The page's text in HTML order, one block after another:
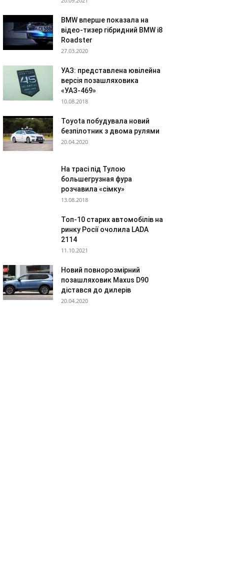
BMW вперше показала на
відео-тизер гібридний BMW i8
Roadster
27.03.2020
УАЗ: представлена ювілейна
версія позашляховика
«УАЗ-469»
10.08.2018
Toyota побудувала новий
безпілотник з двома рулями
20.04.2020
На трасі під Тулою
большегрузная фура
розчавила «сімку»
13.08.2018
Топ-10 старих автомобілів на
ринку Росії очолила LADA
2114
11.10.2021
Новий повнорозмірний
позашляховик Maxus D90
дістався до дилерів
20.04.2020